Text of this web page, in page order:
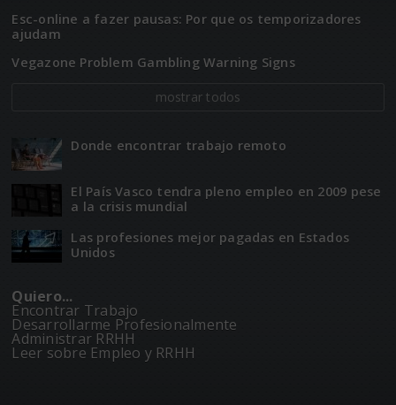
Esc-online a fazer pausas: Por que os temporizadores
ajudam
Vegazone Problem Gambling Warning Signs
mostrar todos
Donde encontrar trabajo remoto
El Paí­­s Vasco tendra pleno empleo en 2009 pese
a la crisis mundial
Las profesiones mejor pagadas en Estados
Unidos
Quiero...
Encontrar Trabajo
Desarrollarme Profesionalmente
Administrar RRHH
Leer sobre Empleo y RRHH